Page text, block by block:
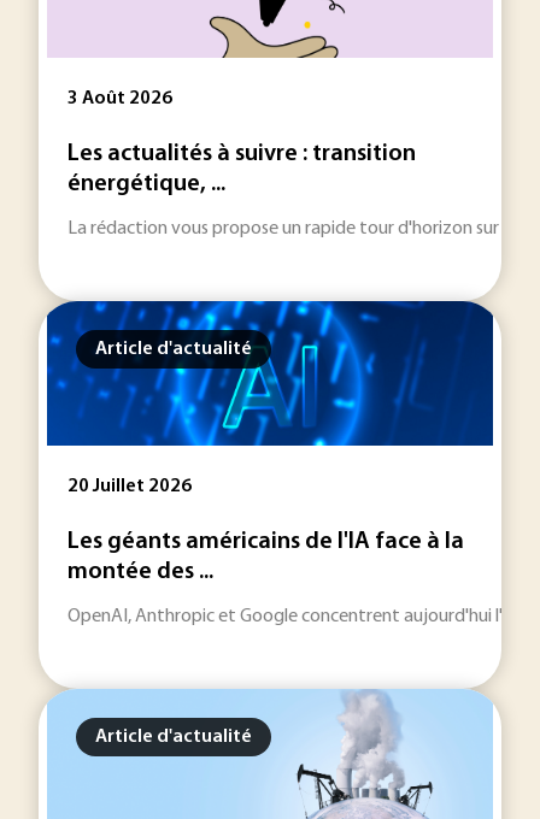
3 Août 2026
Les actualités à suivre : transition
énergétique, ...
La rédaction vous propose un rapide tour d'horizon sur les
Article d'actualité
20 Juillet 2026
Les géants américains de l'IA face à la
montée des ...
OpenAI, Anthropic et Google concentrent aujourd'hui
Article d'actualité